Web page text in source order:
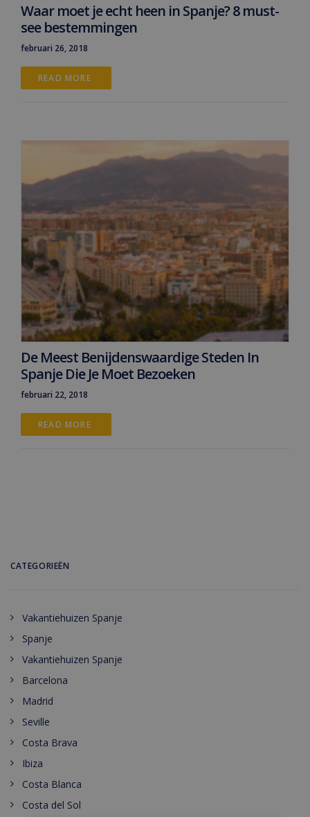
Waar moet je echt heen in Spanje? 8 must-
see bestemmingen
februari 26, 2018
READ MORE
De Meest Benijdenswaardige Steden In
Spanje Die Je Moet Bezoeken
februari 22, 2018
READ MORE
CATEGORIEËN
Vakantiehuizen Spanje
Spanje
Vakantiehuizen Spanje
Barcelona
Madrid
Seville
Costa Brava
Ibiza
Costa Blanca
Costa del Sol